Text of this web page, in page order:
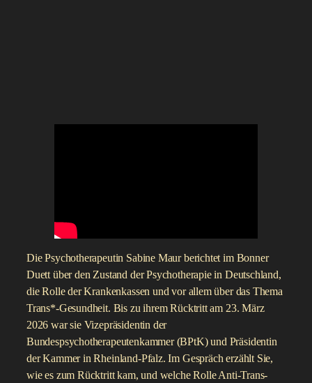
Die Psychotherapeutin Sabine Maur berichtet im Bonner
Duett über den Zustand der Psychotherapie in Deutschland,
die Rolle der Krankenkassen und vor allem über das Thema
Trans*-Gesundheit. Bis zu ihrem Rücktritt am 23. März
2026 war sie Vizepräsidentin der
Bundespsychotherapeutenkammer (BPtK) und Präsidentin
der Kammer in Rheinland-Pfalz. Im Gespräch erzählt Sie,
wie es zum Rücktritt kam, und welche Rolle Anti-Trans-